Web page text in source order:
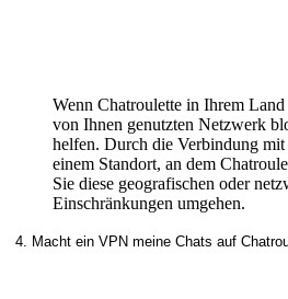
Wenn Chatroulette in Ihrem
von Ihnen genutzten Netzwerk
helfen. Durch die Verbindung
einem Standort, an dem
Sie diese geografischen oder
Einschränkungen umgehen.
4. Macht ein VPN meine Chats auf